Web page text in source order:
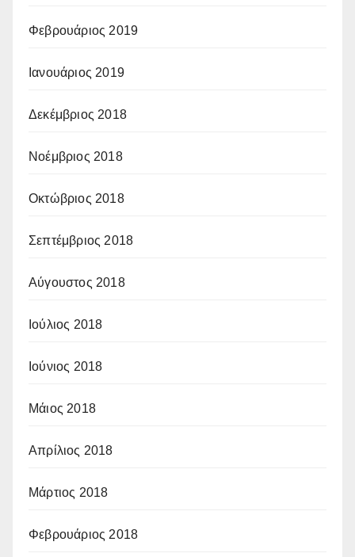
Φεβρουάριος 2019
Ιανουάριος 2019
Δεκέμβριος 2018
Νοέμβριος 2018
Οκτώβριος 2018
Σεπτέμβριος 2018
Αύγουστος 2018
Ιούλιος 2018
Ιούνιος 2018
Μάιος 2018
Απρίλιος 2018
Μάρτιος 2018
Φεβρουάριος 2018